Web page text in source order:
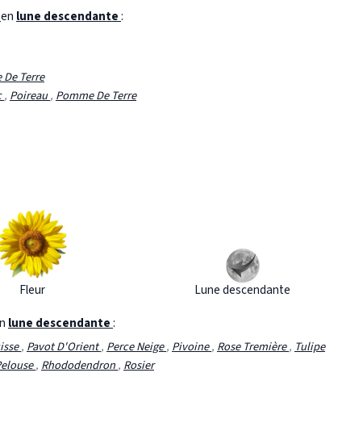
en lune descendante:
Terre
, Poireau, Pomme De Terre
Fleur
Lune descendante
lune descendante:
, Pavot D'Orient, Perce Neige, Pivoine, Rose Tremière, Tulipe
, Rhododendron, Rosier